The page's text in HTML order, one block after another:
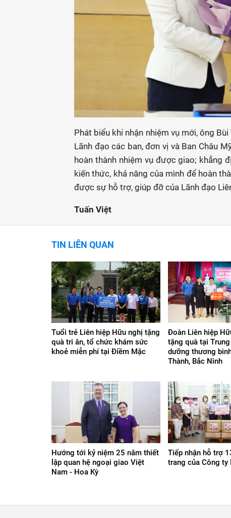
Phát biểu khi nhận nhiệm vụ mới, ông
Lãnh đạo các ban, đơn vị và Ban Châu
hoàn thành nhiệm vụ được giao; khẳng
kiến thức, khả năng của mình để hoàn
được sự hỗ trợ, giúp đỡ của Lãnh đạo
Tuấn Việt
TIN LIÊN QUAN
Tuổi trẻ Liên hiệp Hữu nghị tặng
quà tri ân, tổ chức khám sức
khoẻ miễn phí tại Điềm Mặc
Đoàn Liên hiệp
tặng quà tại
dưỡng thương
Thành, Bắc Ninh
Hướng tới kỷ niệm 25 năm thiết
lập quan hệ ngoại giao Việt
Nam - Hoa Kỳ
Tiếp nhận hỗ trợ
trang của Công ty